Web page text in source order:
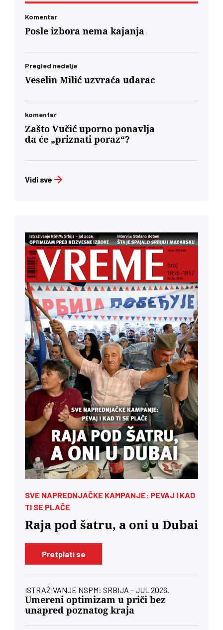
Komentar
Posle izbora nema kajanja
Pregled nedelje
Veselin Milić uzvraća udarac
komentar
Zašto Vučić uporno ponavlja
da će „priznati poraz“?
Vidi sve
SVE NAPREDNJAČKE KAMPANJE: PEVAJ I KAD
TI SE PLAČE
Raja pod šatru, a oni u Dubai
Pretplati se
ISTRAŽIVANJE NSPM: SRBIJA – JUL 2026.
Umereni optimizam u priči bez
unapred poznatog kraja